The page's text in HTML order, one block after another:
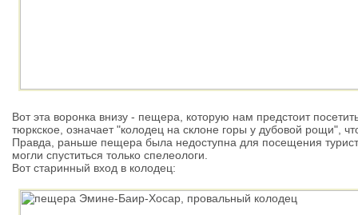
Вот эта воронка внизу - пещера, которую нам предстоит
тюркское, означает "колодец на склоне горы у дубовой рощи",
Правда, раньше пещера была недоступна для посещения
могли спуститься только спелеологи.
Вот старинный вход в колодец: